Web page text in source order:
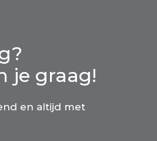
je graag!
en altijd met